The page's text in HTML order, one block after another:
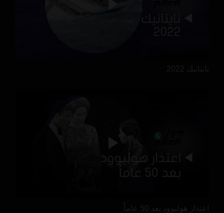
تايتانيك 2022
اعتذار هوليوود بعد 50 عاماً